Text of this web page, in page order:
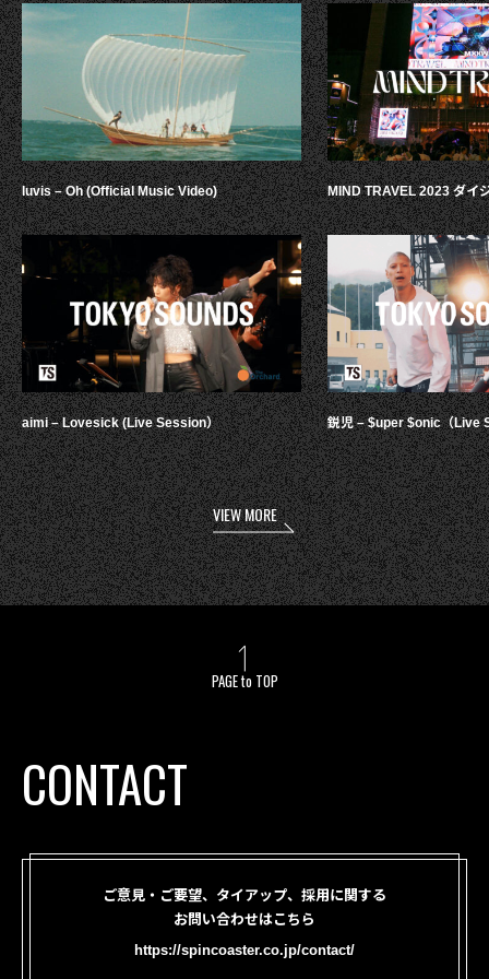
luvis – Oh (Official Music Video)
aimi – Lovesick (Live Session）
MIND TRAVEL 2023 ダイ
鋭児 – $uper $onic（Live
VIEW MORE
PAGE to TOP
CONTACT
ご意見・ご要望、タイアップ、採用に関する
お問い合わせはこちら
https://spincoaster.co.jp/contact/